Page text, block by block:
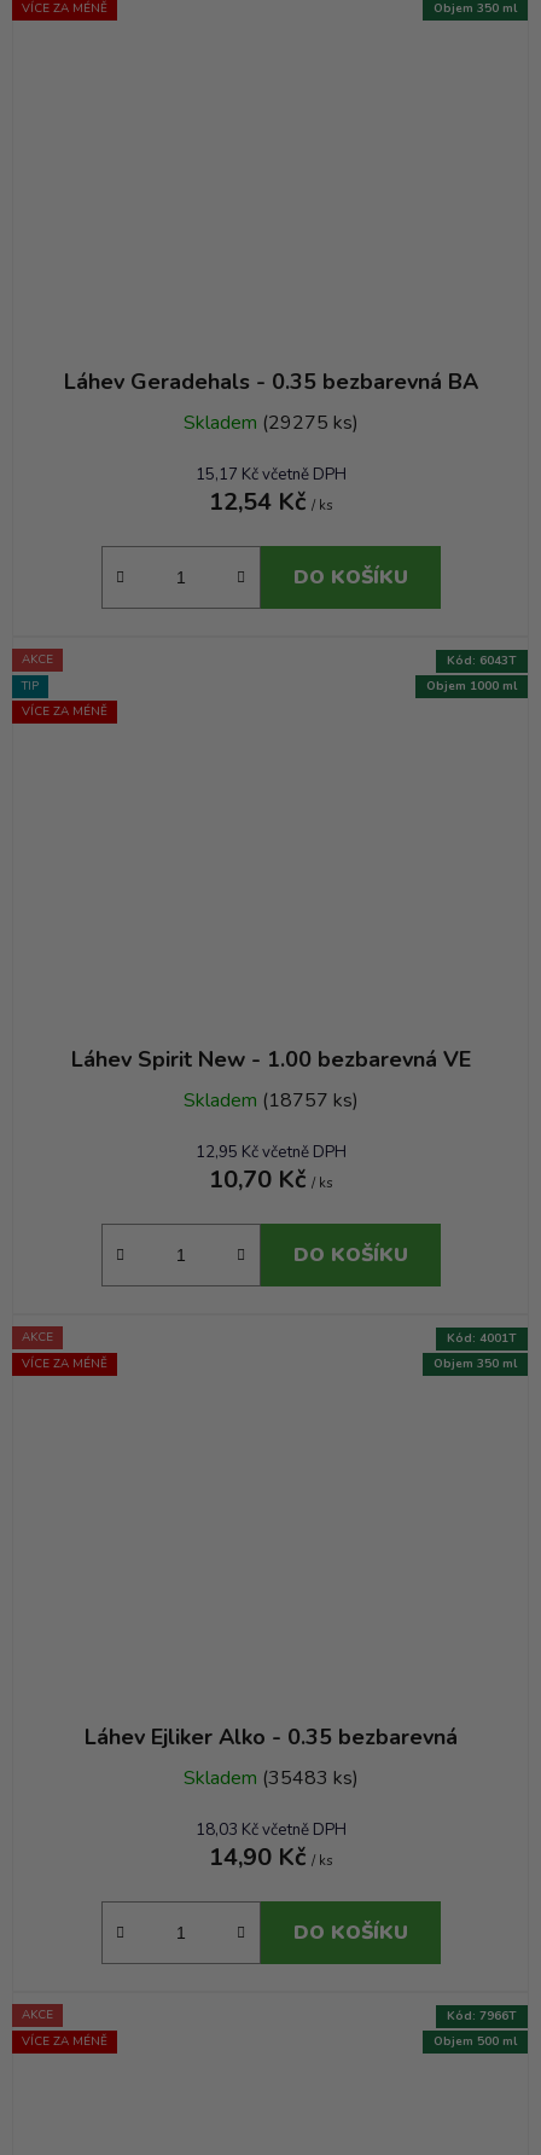
VÍCE ZA MÉNĚ
Láhev Geradehals - 0.35 bezbarevná BA
Skladem (29275 ks)
15,17 Kč včetně DPH
12,54 Kč / ks
DO KOŠÍKU
Objem 350 ml
AKCE
TIP
VÍCE ZA MÉNĚ
Láhev Spirit New - 1.00 bezbarevná VE
Skladem (18757 ks)
12,95 Kč včetně DPH
10,70 Kč / ks
DO KOŠÍKU
Objem 1000 ml
Kód: 6043T
AKCE
VÍCE ZA MÉNĚ
Láhev Ejliker Alko - 0.35 bezbarevná
Skladem (35483 ks)
18,03 Kč včetně DPH
14,90 Kč / ks
DO KOŠÍKU
Objem 350 ml
Kód: 4001T
AKCE
VÍCE ZA MÉNĚ
Objem 500 ml
Kód: 7966T